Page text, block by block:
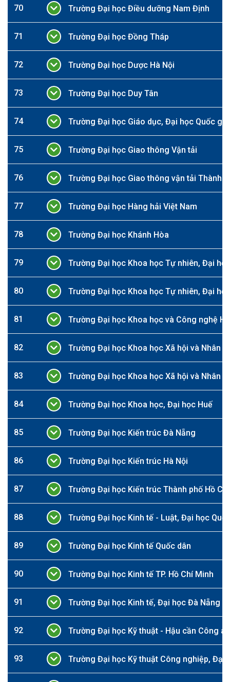
70 Trường Đại học Điều dưỡng Nam Định
71 Trường Đại học Đồng Tháp
72 Trường Đại học Dược Hà Nội
73 Trường Đại học Duy Tân
74 Trường Đại học Giáo dục, Đại học Quốc gia
75 Trường Đại học Giao thông Vận tải
76 Trường Đại học Giao thông vận tải Thành
77 Trường Đại học Hàng hải Việt Nam
78 Trường Đại học Khánh Hòa
79 Trường Đại học Khoa học Tự nhiên, Đại
80 Trường Đại học Khoa học Tự nhiên, Đại
81 Trường Đại học Khoa học và Công nghệ
82 Trường Đại học Khoa học Xã hội và Nhân
83 Trường Đại học Khoa học Xã hội và Nhân
84 Trường Đại học Khoa học, Đại học Huế
85 Trường Đại học Kiến trúc Đà Nẵng
86 Trường Đại học Kiến trúc Hà Nội
87 Trường Đại học Kiến trúc Thành phố Hồ
88 Trường Đại học Kinh tế - Luật, Đại học
89 Trường Đại học Kinh tế Quốc dân
90 Trường Đại học Kinh tế TP. Hồ Chí Minh
91 Trường Đại học Kinh tế, Đại học Đà Nẵng
92 Trường Đại học Kỹ thuật - Hậu cần Công
93 Trường Đại học Kỹ thuật Công nghiệp, Đại